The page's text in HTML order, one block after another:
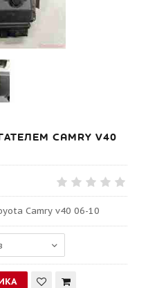
CAMRY V40
Camry v40 06-10